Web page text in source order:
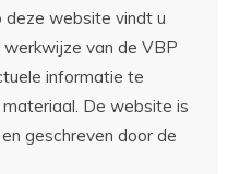
deze website vindt u
van de VBP
informatie te
De website is
geschreven door de